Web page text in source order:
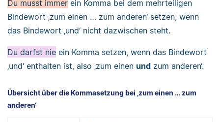
Du musst immer ein Komma bei dem mehrteiligen
Bindewort ‚zum einen … zum anderen‘ setzen, wenn
das Bindewort ‚und‘ nicht dazwischen steht.
Du darfst nie ein Komma setzen, wenn das Bindewort
‚und‘ enthalten ist, also ‚zum einen und zum anderen‘.
Übersicht über die Kommasetzung bei ‚zum einen … zum
anderen‘